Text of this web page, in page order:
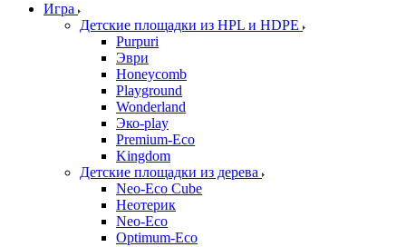
Игра
Детские площадки из HPL и HDPE
Purpuri
Эври
Honeycomb
Playground
Wonderland
Эко-play
Premium-Eco
Kingdom
Детские площадки из дерева
Neo-Eco Cube
Неотерик
Neo-Eco
Оptimum-Еco